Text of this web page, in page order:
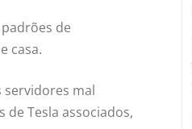
de
casa.
servidores mal
Tesla associados,